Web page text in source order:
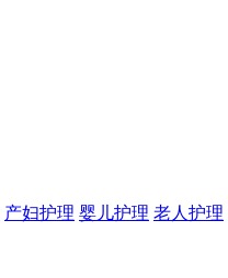
产妇护理 婴儿护理 老人护理